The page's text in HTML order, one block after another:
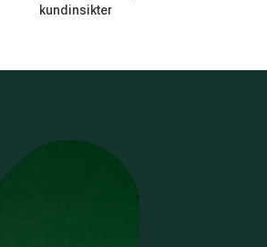
kundinsikter